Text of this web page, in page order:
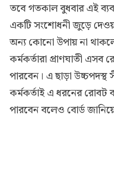
তবে গতকাল বুধবার এই
একটি সংশোধনী জুড়ে
অন্য কোনো উপায় না
কর্মকর্তারা প্রাণঘাতী এসব
পারবেন। এ ছাড়া
কর্মকর্তাই এ ধরনের রোবট
পারবেন বলেও বোর্ড